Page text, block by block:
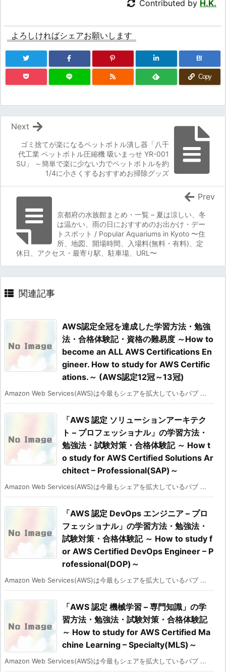
Contributed by H.K.
よろしければシェアお願いします
B!
Copy
ゴミ捨てが楽になるペットボトル潰し器「八千
代工業 ペットボトル圧縮機 吸いまっせ YR-001
SU」 ～簡単で楽に少ない力でペットボトルを約
1/4に小さくするおすすめお掃除グッズ
Next
京都府の水族館まとめ・一覧 – 夏は涼しい、冬
は温かい、雨の日におすすめのお出かけ・デー
トスポット / Popular Aquariums in Kyoto 〜住
所、地図、開場時間、入場料(無料・有料)、定
休日、アクセス・最寄り駅、駐車場、URL〜
Prev
関連記事
AWS認定全冠を達成した学習方法・勉強
法・合格体験記・資格の難易度 ～How to
become an ALL AWS Certifications En
gineer. How to study for AWS Certific
ations.～ (AWS認定12冠～13冠)
Amazon Web Services(AWS)は今最もシェアを拡大しているパブ ...
「AWS 認定 ソリューションアーキテク
ト – プロフェッショナル」の学習方法・
勉強法・試験対策・合格体験記 ～ How t
o study for AWS Certified Solutions Ar
chitect – Professional(SAP)～
Amazon Web Services(AWS)は今最もシェアを拡大しているパブ ...
「AWS 認定 DevOps エンジニア – プロ
フェッショナル」の学習方法・勉強法・
試験対策・合格体験記 ～ How to study f
or AWS Certified DevOps Engineer – P
rofessional(DOP)～
Amazon Web Services(AWS)は今最もシェアを拡大しているパブ ...
「AWS 認定 機械学習 – 専門知識」の学
習方法・勉強法・試験対策・合格体験記
～ How to study for AWS Certified Ma
chine Learning – Specialty(MLS)～
Amazon Web Services(AWS)は今最もシェアを拡大しているパブ ...